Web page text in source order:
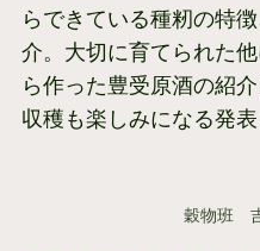
らできている種籾の特
介。大切に育てられた
ら作った豊受原酒の紹
収穫も楽しみになる発表
穀物班